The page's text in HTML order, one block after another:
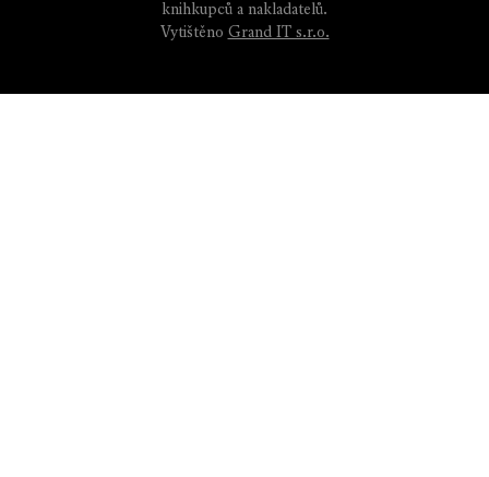
knihkupců a nakladatelů.
Vytištěno Grand IT s.r.o.